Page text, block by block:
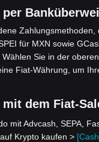
Zahlungsmethoden,
für MXN sowie
Sie in der
Fiat-Währung, um
mit dem Fiat-
mit Advcash, SEPA,
Krypto kaufen >